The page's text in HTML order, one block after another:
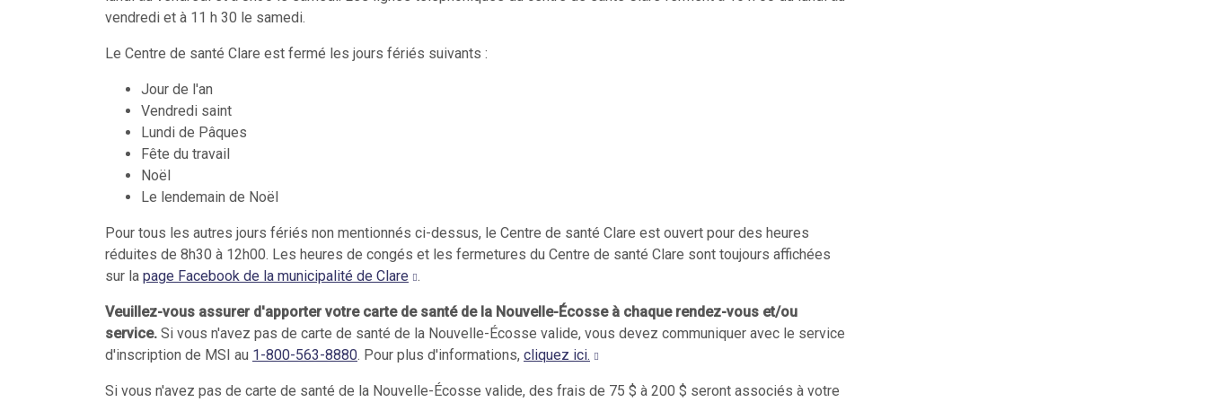
vendredi et à 11 h 30 le samedi.
Le Centre de santé Clare est fermé les jours fériés suivants :
Jour de l'an
Vendredi saint
Lundi de Pâques
Fête du travail
Noël
Le lendemain de Noël
Pour tous les autres jours fériés non mentionnés ci-dessus, le Centre de santé Clare est ouvert pour des heures
réduites de 8h30 à 12h00. Les heures de congés et les fermetures du Centre de santé Clare sont toujours affichées
sur la page Facebook de la municipalité de Clare .
Veuillez-vous assurer d'apporter votre carte de santé de la Nouvelle-Écosse à chaque rendez-vous et/ou
service. Si vous n'avez pas de carte de santé de la Nouvelle-Écosse valide, vous devez communiquer avec le service
d'inscription de MSI au 1-800-563-8880. Pour plus d'informations, cliquez ici.
Si vous n'avez pas de carte de santé de la Nouvelle-Écosse valide, des frais de 75 $ à 200 $ seront associés à votre